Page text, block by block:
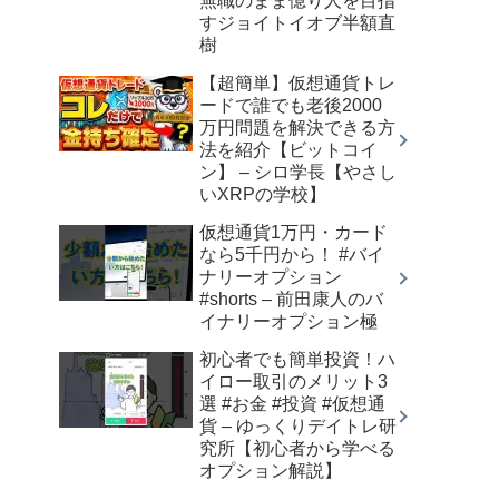
すジョイトイオブ半額直
樹
【超簡単】仮想通貨トレ
ードで誰でも老後2000
万円問題を解決できる方
法を紹介【ビットコイ
ン】 – シロ学長【やさし
いXRPの学校】
仮想通貨1万円・カード
なら5千円から！ #バイ
ナリーオプション
#shorts – 前田康人のバ
イナリーオプション極
初心者でも簡単投資！ハ
イロー取引のメリット3
選 #お金 #投資 #仮想通
貨 – ゆっくりデイトレ研
究所【初心者から学べる
オプション解説】